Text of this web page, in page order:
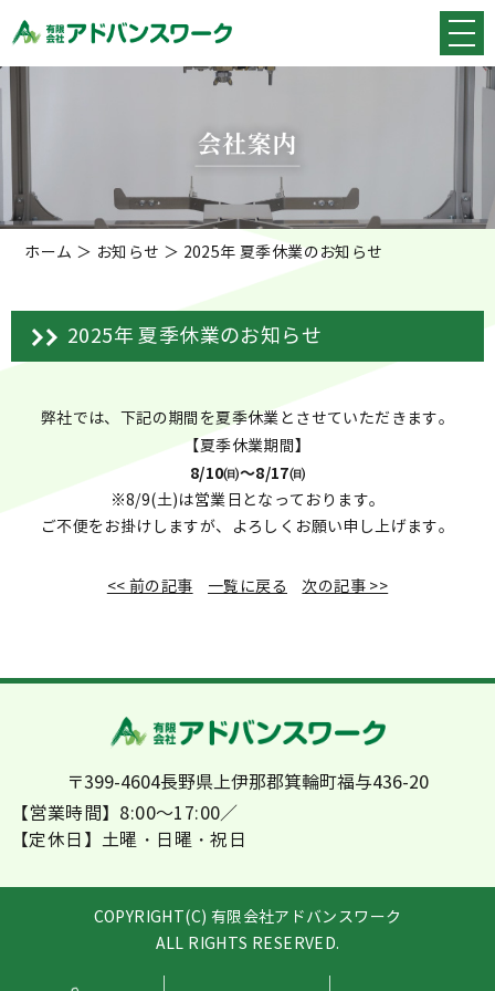
ホーム ＞ お知らせ ＞ 2025年 夏季休業のお知らせ
2025年 夏季休業のお知らせ
弊社では、下記の期間を夏季休業とさせていただきます。
【夏季休業期間】
8/10㈰～8/17㈰
※8/9(土)は営業日となっております。
ご不便をお掛けしますが、よろしくお願い申し上げます。
<< 前の記事 一覧に戻る 次の記事 >>
〒399-4604長野県上伊那郡箕輪町福与436-20
【営業時間】8:00～17:00／
【定休日】土曜・日曜・祝日
COPYRIGHT(C) 有限会社アドバンスワーク
ALL RIGHTS RESERVED.